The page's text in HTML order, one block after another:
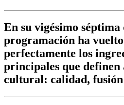
En su vigésimo
programación ha
perfectamente los
principales que definen
cultural: calidad,